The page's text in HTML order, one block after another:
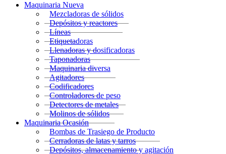
Maquinaria Nueva
Mezcladoras de sólidos
Depósitos y reactores
Líneas
Etiquetadoras
Llenadoras y dosificadoras
Taponadoras
Maquinaria diversa
Agitadores
Codificadores
Controladores de peso
Detectores de metales
Molinos de sólidos
Maquinaria Ocasión
Bombas de Trasiego de Producto
Cerradoras de latas y tarros
Depósitos, almacenamiento y agitación